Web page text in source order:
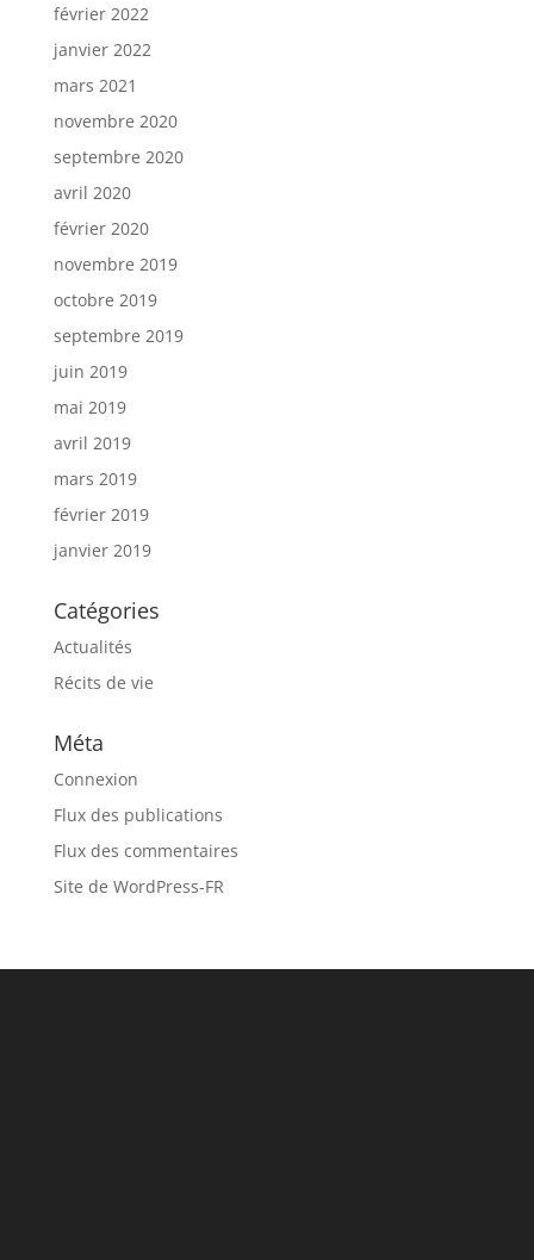
février 2022
janvier 2022
mars 2021
novembre 2020
septembre 2020
avril 2020
février 2020
novembre 2019
octobre 2019
septembre 2019
juin 2019
mai 2019
avril 2019
mars 2019
février 2019
janvier 2019
Catégories
Actualités
Récits de vie
Méta
Connexion
Flux des publications
Flux des commentaires
Site de WordPress-FR